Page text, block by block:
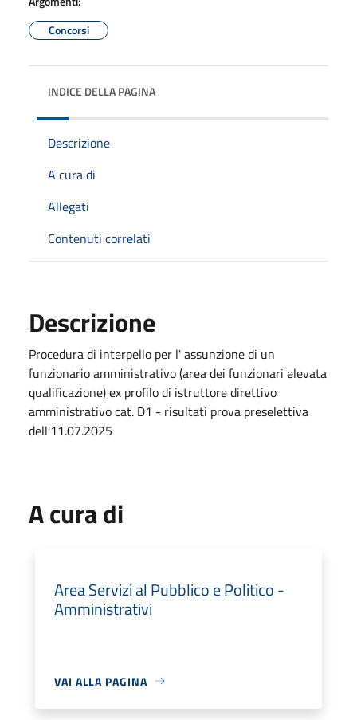
Concorsi
INDICE DELLA PAGINA
Descrizione
A cura di
Allegati
Contenuti correlati
Descrizione
Procedura di interpello per l' assunzione di un
funzionario amministrativo (area dei funzionari elevata
qualificazione) ex profilo di istruttore direttivo
amministrativo cat. D1 - risultati prova preselettiva
dell'11.07.2025
A cura di
Area Servizi al Pubblico e Politico -
Amministrativi
VAI ALLA PAGINA